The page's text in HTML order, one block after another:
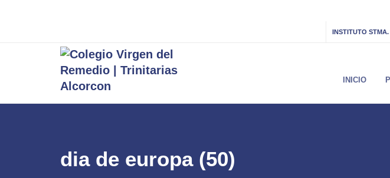
INSTITUTO
INICIO
dia de europa (50)